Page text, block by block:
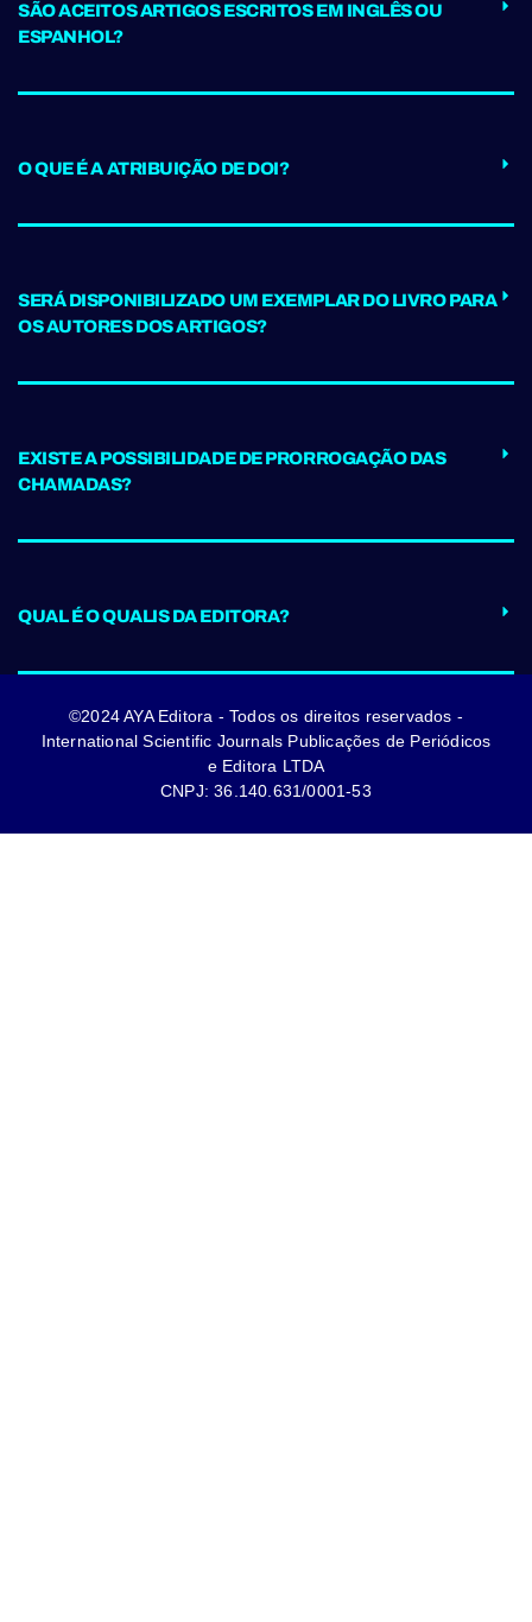
SÃO ACEITOS ARTIGOS ESCRITOS EM INGLÊS OU
ESPANHOL?
O QUE É A ATRIBUIÇÃO DE DOI?
SERÁ DISPONIBILIZADO UM EXEMPLAR DO LIVRO PARA
OS AUTORES DOS ARTIGOS?
EXISTE A POSSIBILIDADE DE PRORROGAÇÃO DAS
CHAMADAS?
QUAL É O QUALIS DA EDITORA?
©2024 AYA Editora - Todos os direitos reservados -
International Scientific Journals Publicações de Periódicos
e Editora LTDA
CNPJ: 36.140.631/0001-53